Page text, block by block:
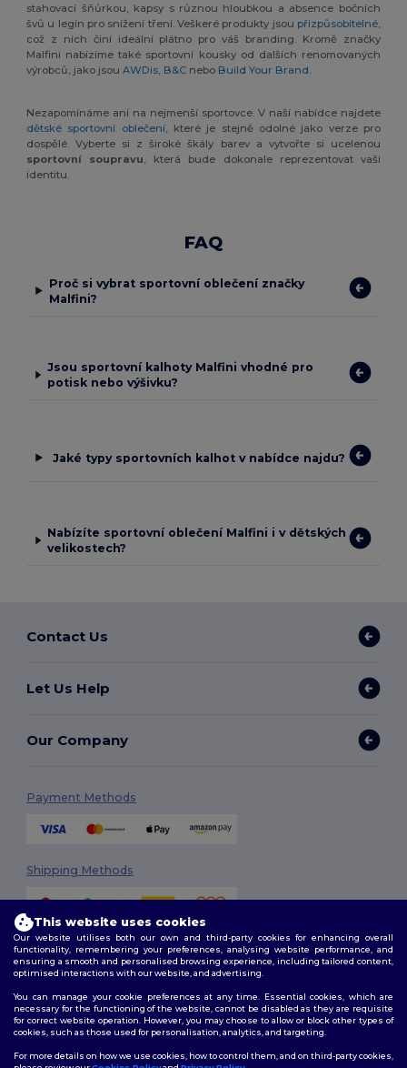
stahovací šňůrkou, kapsy s různou hloubkou a absence bočních
švů u legín pro snížení tření. Veškeré produkty jsou přizpůsobitelné,
což z nich činí ideální plátno pro váš branding. Kromě značky
Malfini nabízíme také sportovní kousky od dalších renomovaných
výrobců, jako jsouAWDis B&C nebo Build Your Brand
Nezapomínáme ani na nejmenší sportovce. V naší nabídce najdete
dětské sportovní oblečení, které je stejně odolné jako verze pro
dospělé. Vyberte si z široké škály barev a vytvořte si ucelenou
sportovní soupravu , která bude dokonale reprezentovat vaši
identitu.
FAQ
Proč si vybrat sportovní oblečení značky
Malfini?
Jsou sportovní kalhoty Malfini vhodné pro
potisk nebo výšivku?
Jaké typy sportovních kalhot v nabídce najdu?
Nabízíte sportovní oblečení Malfini i v dětských
velikostech?
Contact Us
Let Us Help
Our Company
Payment Methods
Shipping Methods
Follow Us
This website uses cookies
Our website utilises both our own and third-party cookies for enhancing overall
functionality, remembering your preferences, analysing website performance, and
ensuring a smooth and personalised browsing experience, including tailored content,
optimised interactions with our website, and advertising.
You can manage your cookie preferences at any time. Essential cookies, which are
necessary for the functioning of the website, cannot be disabled as they are requisite
for correct website operation. However, you may choose to allow or block other types of
cookies, such as those used for personalisation, analytics, and targeting.
For more details on how we use cookies, how to control them, and on third-party cookies,